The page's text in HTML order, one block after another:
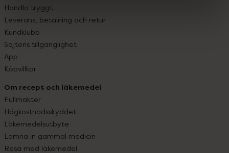
Handla tryggt
Leverans, betalning och retur
Kundklubb
Sajtens tillgänglighet
App
Köpvillkor
Om recept och läkemedel
Fullmakter
Högkostnadsskyddet
Läkemedelsutbyte
Lämna in gammal medicin
Resa med läkemedel